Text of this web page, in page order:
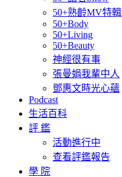
50+熟齡MV特輯
50+Body
50+Living
50+Beauty
神經很有事
張曼娟我輩中人
鄧惠文時光心蘊
Podcast
生活百科
評 鑑
活動進行中
查看評鑑報告
學 院